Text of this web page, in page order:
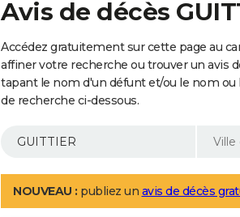
Avis de décès
Accédez gratuitement sur cette page au
affiner votre recherche ou trouver un avis
tapant le nom d'un défunt et/ou le nom
de recherche ci-dessous.
NOUVEAU : publiez un avis de décès